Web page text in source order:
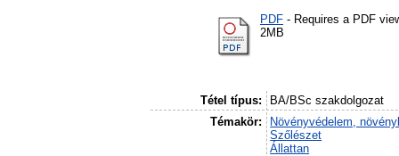
PDF - Requires a PDF
2MB
Tétel típus:
BA/BSc szakdolgozat
Témakör:
Növényvédelem,
Szőlészet
Állattan